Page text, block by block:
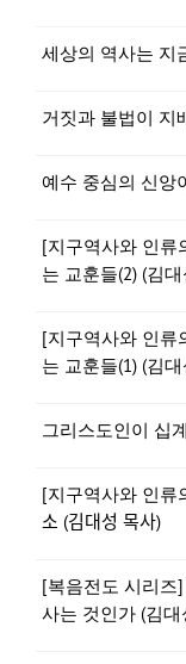
세상의 역사는 지
거짓과 불법이 지
예수 중심의 신앙
[지구역사와 인류
는 교훈들(2) (김
[지구역사와 인류
는 교훈들(1) (김
그리스도인이 십
[지구역사와 인류의
소 (김대성 목사)
[복음전도 시리즈
사는 것인가 (김대